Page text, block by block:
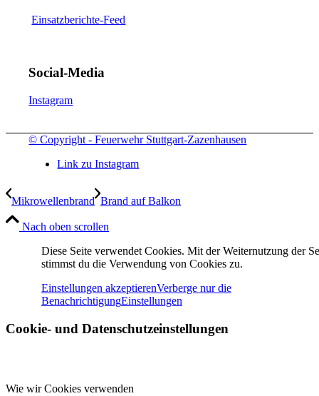
Einsatzberichte-Feed
Social-Media
Instagram
© Copyright - Feuerwehr Stuttgart-Zazenhausen
Link zu Instagram
Mikrowellenbrand Brand auf Balkon
Nach oben scrollen
Diese Seite verwendet Cookies. Mit der Weiternutzung der
stimmst du die Verwendung von Cookies zu.
Einstellungen akzeptierenVerberge nur die
BenachrichtigungEinstellungen
Cookie- und Datenschutzeinstellungen
Wie wir Cookies verwenden